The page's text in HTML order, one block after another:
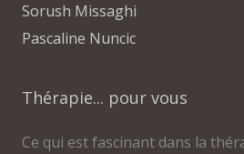
Sorush Missaghi
Pascaline Nuncic
Thérapie... pour vous
Ce qui est fascinant dans la